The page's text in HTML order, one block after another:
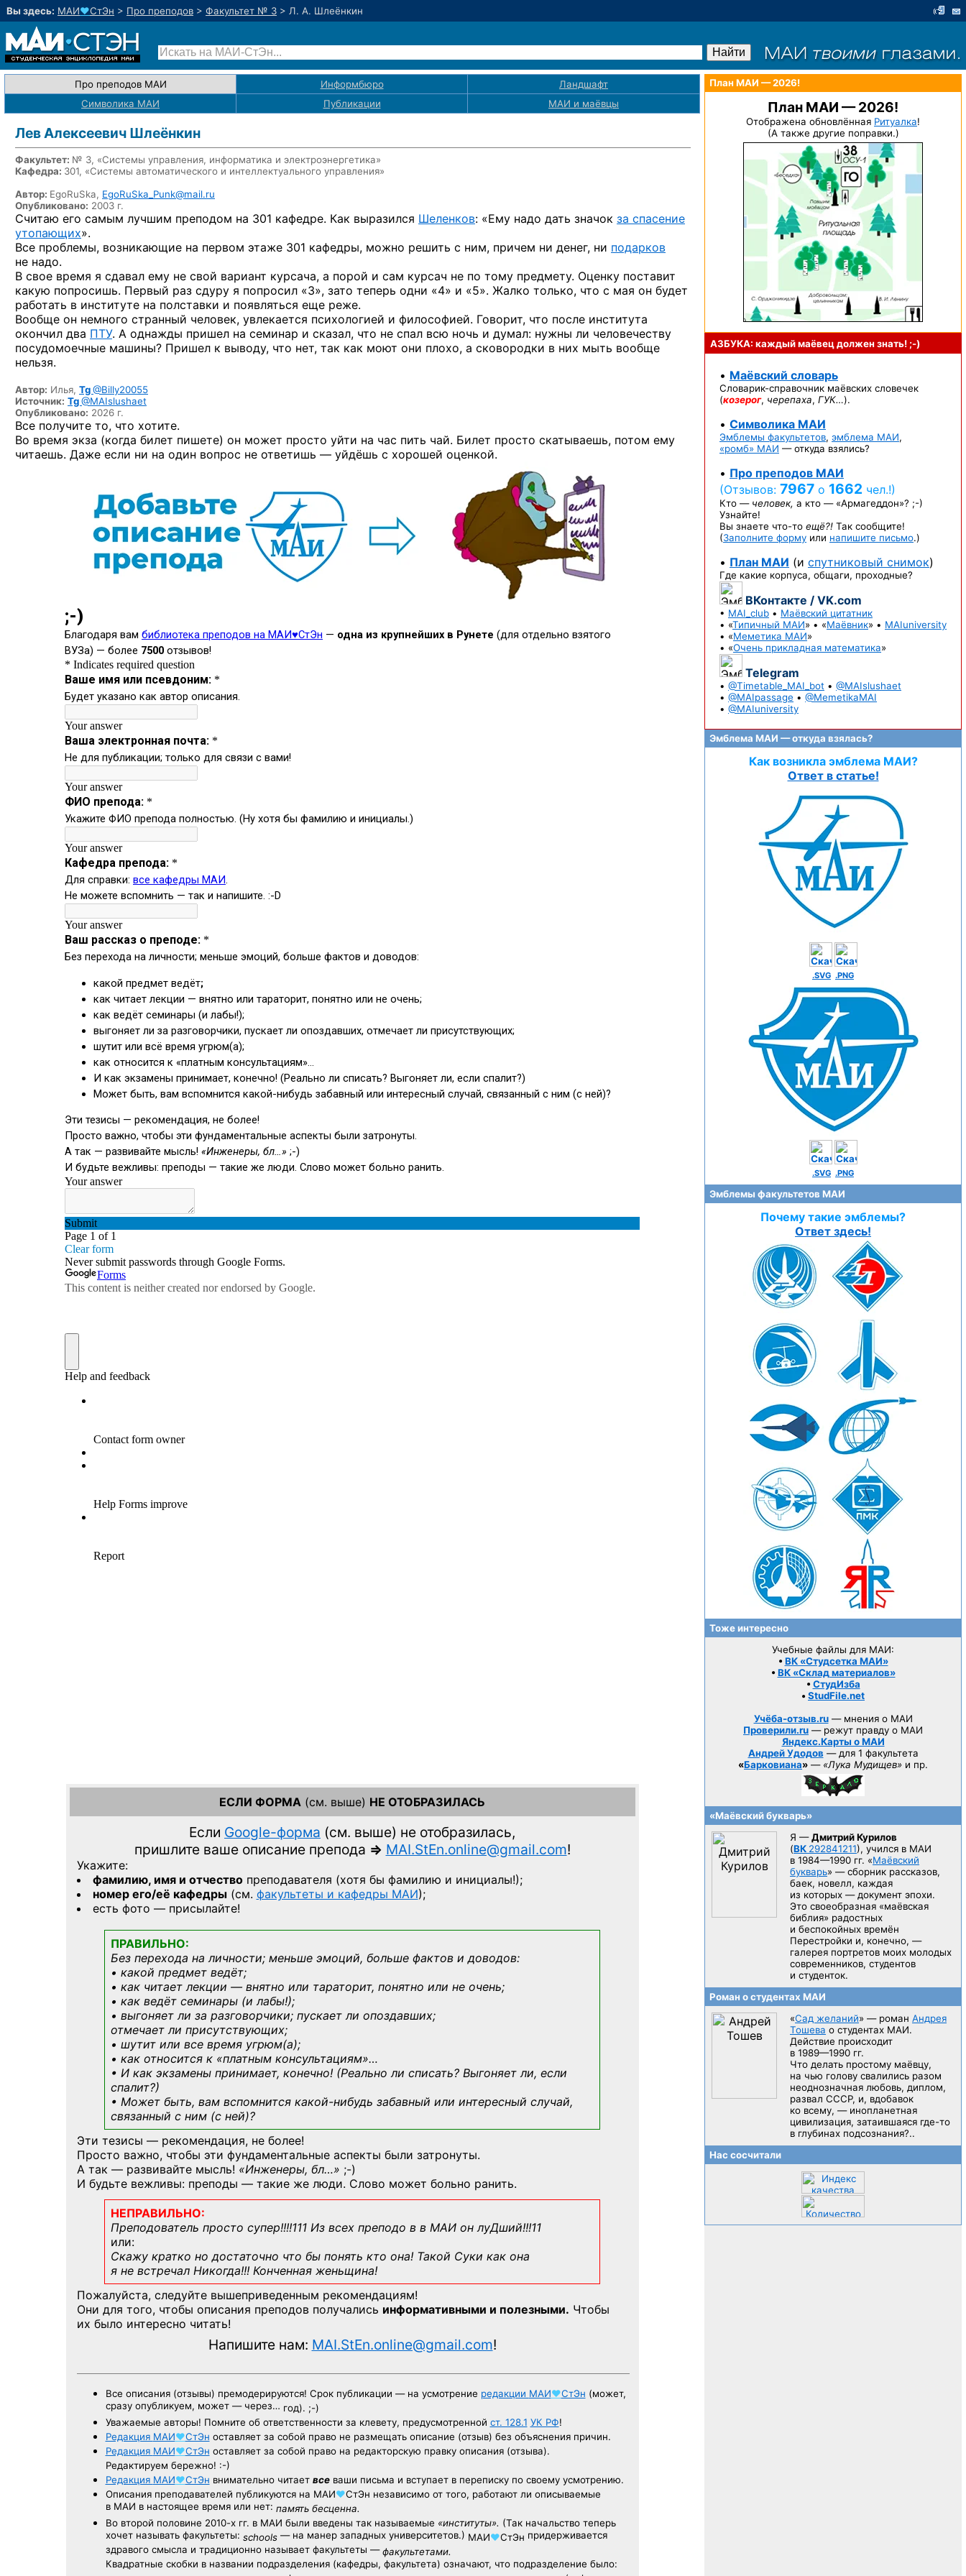
Вы здесь: МАИ♥СтЭн > Про преподов > Факультет № 3 > Л. А. Шлеёнкин
Про преподов МАИ Информбюро
Ландшафт
Символика МАИ
Публикации МАИ и маёвцы
Лев Алексеевич Шлеёнкин
Факультет: № 3, «Системы управления, информатика и электроэнергетика»
Кафедра: 301, «Системы автоматического и интеллектуального управления»
Автор: EgoRuSka, EgoRuSka_Punk@mail.ru
Опубликовано: 2003 г.
Считаю его самым лучшим преподом на 301 кафедре. Как выразился Шеленков: «Ему надо дать значок за спасение
утопающих».
Все проблемы, возникающие на первом этаже 301 кафедры, можно решить с ним, причем ни денег, ни подарков
не надо.
В свое время я сдавал ему не свой вариант курсача, а порой и сам курсач не по тому предмету. Оценку поставит
какую попросишь. Первый раз сдуру я попросил «3», зато теперь одни «4» и «5». Жалко только, что с мая он будет
работать в институте на полставки и появляться еще реже.
Вообще он немного странный человек, увлекается психологией и философией. Говорит, что после института
окончил два ПТУ. А однажды пришел на семинар и сказал, что не спал всю ночь и думал: нужны ли человечеству
посудомоечные машины? Пришел к выводу, что нет, так как моют они плохо, а сковородки в них мыть вообще
нельзя.
Автор: Илья, Tg@Billy20055
Источник: Tg@MAIslushaet
Опубликовано: 2026 г.
Все получите то, что хотите.
Во время экза (когда билет пишете) он может просто уйти на час пить чай. Билет просто скатываешь, потом ему
читаешь. Даже если ни на один вопрос не ответишь — уйдёшь с хорошей оценкой.
ЕСЛИ ФОРМА (см. выше) НЕ ОТОБРАЗИЛАСЬ
Если Google-форма (см. выше) не отобразилась,
пришлите ваше описание препода => MAI.StEn.online@gmail.com!
Укажите:
фамилию, имя и отчествопреподавателя (хотя бы фамилию и инициалы!);
номер его/её кафедры(см. факультеты и кафедры МАИ);
есть фото — присылайте!
ПРАВИЛЬНО:
Без перехода на личности; меньше эмоций, больше фактов и доводов:
• какой предмет ведёт;
• как читает лекции — внятно или тараторит, понятно или не очень;
• как ведёт семинары (и лабы!);
• выгоняет ли за разговорчики; пускает ли опоздавших;
отмечает ли присутствующих;
• шутит или все время угрюм(а);
• как относится к «платным консультациям»…
• И как экзамены принимает, конечно! (Реально ли списать? Выгоняет ли, если
спалит?)
• Может быть, вам вспомнится какой-нибудь забавный или интересный случай,
связанный с ним (с ней)?
Эти тезисы — рекомендация, не более!
Просто важно, чтобы эти фундаментальные аспекты были затронуты.
А так — развивайте мысль! «Инженеры, бл…» ;-)
И будьте вежливы: преподы — такие же люди. Слово может больно ранить.
НЕПРАВИЛЬНО:
Преподователь просто супер!!!!111 Из всех преподо в в МАИ он луДший!!!11
или:
Скажу кратко но достаточно что бы понять кто она! Такой Суки как она
я не встречал Никогда!!! Конченная женьщина!
Пожалуйста, следуйте вышеприведенным рекомендациям!
Они для того, чтобы описания преподов получались информативными и полезными. Чтобы
их было интересно читать!
Напишите нам: MAI.StEn.online@gmail.com!
Все описания (отзывы) премодерируются! Срок публикации — на усмотрение редакции МАИ♥СтЭн (может,
сразу опубликуем, может — через… год). ;-)
Уважаемые авторы! Помните об ответственности за клевету, предусмотренной ст. 128.1 УК РФ!
Редакция МАИ♥СтЭн оставляет за собой право не размещать описание (отзыв) без объяснения причин.
Редакция МАИ♥СтЭн оставляет за собой право на редакторскую правку описания (отзыва).
Редактируем бережно! :-)
Редакция МАИ♥СтЭн внимательно читает всеваши письма и вступает в переписку по своему усмотрению.
Описания преподавателей публикуются на МАИ♥СтЭн независимо от того, работают ли описываемые
в МАИ в настоящее время или нет: память бесценна.
Во второй половине 2010-х гг. в МАИ были введены так называемые «институты». (Так начальство теперь
хочет называть факультеты: schools— на манер западных университетов.) МАИ♥СтЭн придерживается
здравого смысла и традиционно называет факультеты —факультетами.
Квадратные скобки в названии подразделения (кафедры, факультета) означают, что подразделение было:
План МАИ — 2026!
План МАИ — 2026!
Отображена обновлённая Ритуалка!
(А также другие поправки.)
АЗБУКА: каждый маёвец должензнать! ;-)
• Маёвский словарь
Словарик-справочник маёвских словечек
(козерог, черепаха, ГУК…).
• Символика МАИ
Эмблемы факультетов, эмблема МАИ,
«ромб» МАИ — откуда взялись?
• Про преподов МАИ
(Отзывов: 7967 о 1662 чел.!)
Кто — человек, а кто — «Армагеддон»? ;-)
Узнайте!
Вы знаете что-то ещё?! Так сообщите!
(Заполните форму или напишите письмо.)
• План МАИ (и спутниковый снимок)
Где какие корпуса, общаги, проходные?
ВКонтакте / VK.com
• MAI_club • Маёвский цитатник
• «Типичный МАИ» • «Маёвник» • MAIuniversity
• «Меметика МАИ»
• «Очень прикладная математика»
Telegram
• @Timetable_MAI_bot • @MAIslushaet
• @MAIpassage • @MemetikaMAI
• @MAIuniversity
Эмблема МАИ — откуда взялась?
Как возникла эмблема МАИ?
Ответ в статье!
.SVG .PNG
.SVG .PNG
Эмблемы факультетов МАИ
Почему такие эмблемы?
Ответ здесь!
Тоже интересно
Учебные файлы для МАИ:
• ВК «Студсетка МАИ»
• ВК «Склад материалов»
• СтудИзба
• StudFile.net
Учёба-отзыв.ru— мнения о МАИ
Проверили.ru — режут правду о МАИ
Яндекс.Карты о МАИ
Андрей Удодов — для 1 факультета
«Барковиана» — «Лука Мудищев» и пр.
«Маёвский букварь»
Я —Дмитрий Курилов
(ВК 292841211), учился в МАИ
в 1984—1990 гг. «Маёвский
букварь» — сборник рассказов,
баек, новелл, каждая
из которых — документ эпохи.
Это своеобразная «маёвская
библия» радостных
и беспокойных времён
Перестройки и, конечно, —
галерея портретов моих молодых
современников, студентов
и студенток.
Роман о студентах МАИ
«Сад желаний» — роман Андрея
Тошева о студентах МАИ.
Действие происходит
в 1989—1990 гг.
Что делать простому маёвцу,
на чью голову свалились разом
неоднозначная любовь, диплом,
развал CCCP, и, вдобавок
ко всему, — инопланетная
цивилизация, затаившаяся где-то
в глубинах подсознания?..
Нас сосчитали